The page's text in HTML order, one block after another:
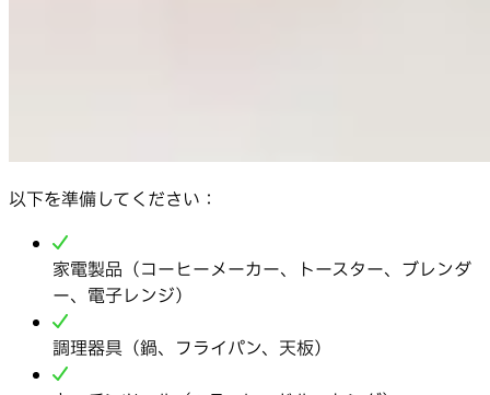
以下を準備してください：
家電製品（コーヒーメーカー、トースター、ブレンダ
ー、電子レンジ）
調理器具（鍋、フライパン、天板）